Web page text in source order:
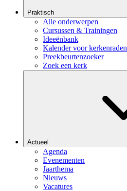
Praktisch
Alle onderwerpen
Cursussen & Trainingen
Ideeënbank
Kalender voor kerkenraden
Preekbeurtenzoeker
Zoek een kerk
Actueel
Agenda
Evenementen
Jaarthema
Nieuws
Vacatures